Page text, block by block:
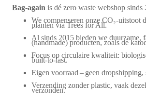
Bag‑again is dé zero waste webshop sinds
We compenseren onze CO₂-uitstoot
planten via Trees for All.
Al sinds 2015 bieden we duurzame,
(handmade) producten, zoals de
Focus op circulaire kwaliteit:
built-to-last.
Eigen voorraad – geen
Verzending zonder plastic, vaak
verzonden.